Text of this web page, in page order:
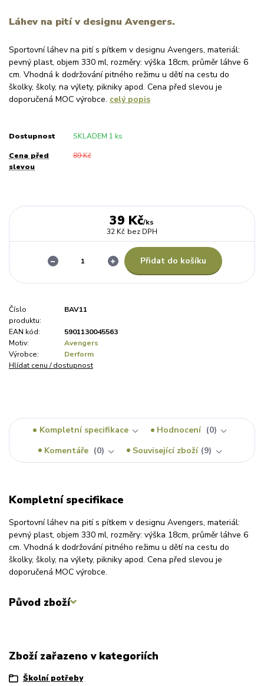
Láhev na pití v designu Avengers.
Sportovní láhev na pití s pítkem v designu Avengers, materiál:
pevný plast, objem 330 ml, rozměry: výška 18cm, průměr láhve 6
cm. Vhodná k dodržování pitného režimu u dětí na cestu do
školky, školy, na výlety, pikniky apod. Cena před slevou je
doporučená MOC výrobce. celý popis
Dostupnost SKLADEM 1 ks
Cena před
slevou
89 Kč
39 Kč/ks
32 Kč bez DPH
Přidat do košíku
Číslo
produktu:
BAV11
EAN kód:
5901130045563
Motiv:
Avengers
Výrobce:
Derform
Hlídat cenu / dostupnost
Kompletní specifikace Hodnocení
0
Komentáře
0 Související zboží 9
Kompletní specifikace
Sportovní láhev na pití s pítkem v designu Avengers, materiál:
pevný plast, objem 330 ml, rozměry: výška 18cm, průměr láhve 6
cm. Vhodná k dodržování pitného režimu u dětí na cestu do
školky, školy, na výlety, pikniky apod. Cena před slevou je
doporučená MOC výrobce.
Původ zboží
Zboží zařazeno v kategoriích
Školní potřeby